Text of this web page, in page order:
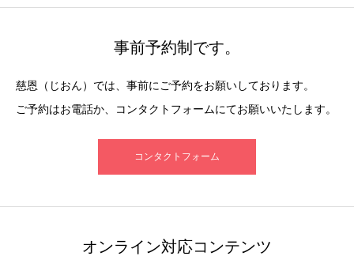
事前予約制です。
慈恩（じおん）では、事前にご予約をお願いしております。
ご予約はお電話か、コンタクトフォームにてお願いいたします。
コンタクトフォーム
オンライン対応コンテンツ